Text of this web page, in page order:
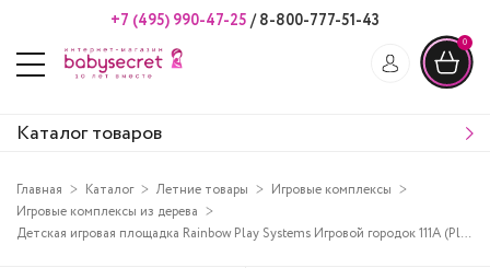
+7 (495) 990-47-25 /8-800-777-51-43
0
Каталог товаров
Главная Каталог Летние товары
Игровые комплексы
Игровые комплексы из дерева
Детская игровая площадка Rainbow Play Systems Игровой городок 111A (Play Village 111A)